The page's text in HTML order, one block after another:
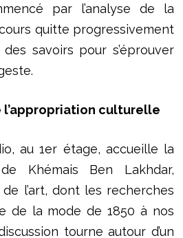
par l’analyse de la
quitte progressivement
savoirs pour s’éprouver
l’appropriation culturelle
au 1er étage, accueille la
Khémais Ben Lakhdar,
l’art, dont les recherches
de la mode de 1850 à nos
tourne autour d’un